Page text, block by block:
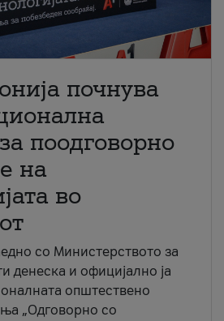
почнува
поодговорно
на
во
со Министерството за
денеска и официјално ја
општествено
„Одговорно со